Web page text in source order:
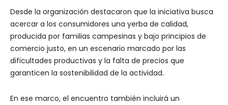
Desde la organización destacaron que la iniciativa busca
acercar a los consumidores una yerba de calidad,
producida por familias campesinas y bajo principios de
comercio justo, en un escenario marcado por las
dificultades productivas y la falta de precios que
garanticen la sostenibilidad de la actividad.
En ese marco, el encuentro también incluirá un